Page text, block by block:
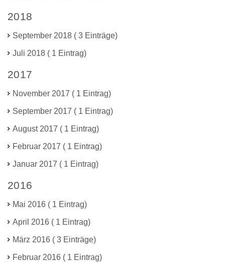
2018
September 2018 ( 3 Einträge)
Juli 2018 ( 1 Eintrag)
2017
November 2017 ( 1 Eintrag)
September 2017 ( 1 Eintrag)
August 2017 ( 1 Eintrag)
Februar 2017 ( 1 Eintrag)
Januar 2017 ( 1 Eintrag)
2016
Mai 2016 ( 1 Eintrag)
April 2016 ( 1 Eintrag)
März 2016 ( 3 Einträge)
Februar 2016 ( 1 Eintrag)